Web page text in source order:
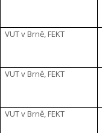
VUT v Brně, FEKT
VUT v Brně, FEKT
VUT v Brně, FEKT